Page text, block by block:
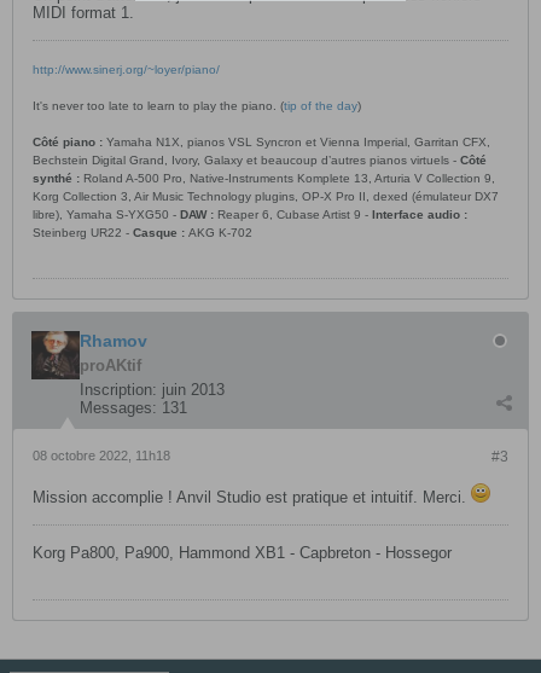
MIDI format 1.
http://www.sinerj.org/~loyer/piano/
It's never too late to learn to play the piano. (tip of the day)
Côté piano : Yamaha N1X, pianos VSL Syncron et Vienna Imperial, Garritan CFX,
Bechstein Digital Grand, Ivory, Galaxy et beaucoup d’autres pianos virtuels - Côté
synthé : Roland A-500 Pro, Native-Instruments Komplete 13, Arturia V Collection 9,
Korg Collection 3, Air Music Technology plugins, OP-X Pro II, dexed (émulateur DX7
libre), Yamaha S-YXG50 - DAW : Reaper 6, Cubase Artist 9 - Interface audio :
Steinberg UR22 - Casque : AKG K-702
Rhamov
proAKtif
Inscription: juin 2013
Messages: 131
#3
08 octobre 2022, 11h18
Mission accomplie ! Anvil Studio est pratique et intuitif. Merci.
Korg Pa800, Pa900, Hammond XB1 - Capbreton - Hossegor